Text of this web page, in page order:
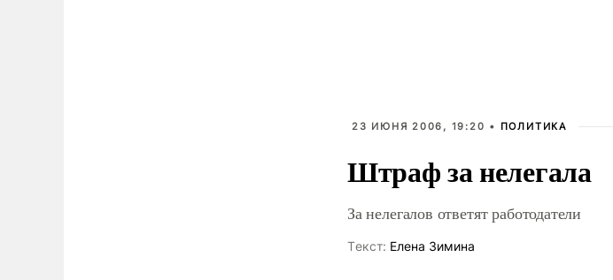
23 ИЮНЯ 2006, 19:20 • ПОЛИТИКА
Штраф за нелегала
За нелегалов ответят работодатели
Tекст: Елена Зимина